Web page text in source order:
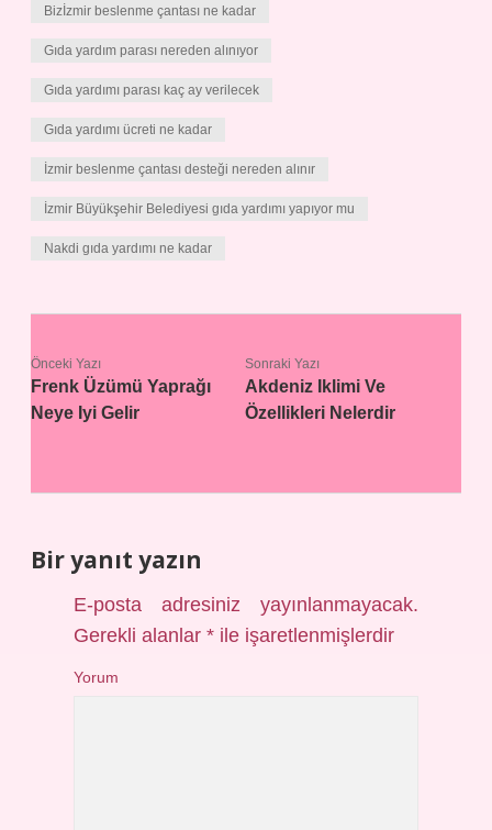
Bizİzmir beslenme çantası ne kadar
Gıda yardım parası nereden alınıyor
Gıda yardımı parası kaç ay verilecek
Gıda yardımı ücreti ne kadar
İzmir beslenme çantası desteği nereden alınır
İzmir Büyükşehir Belediyesi gıda yardımı yapıyor mu
Nakdi gıda yardımı ne kadar
Önceki Yazı
Frenk Üzümü Yaprağı
Neye Iyi Gelir
Sonraki Yazı
Akdeniz Iklimi Ve
Özellikleri Nelerdir
Bir yanıt yazın
E-posta adresiniz yayınlanmayacak.
Gerekli alanlar* ile işaretlenmişlerdir
Yorum